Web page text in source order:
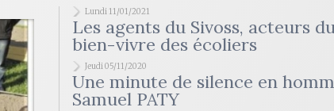
Lundi 11/01/2021
Les agents du Sivoss, acteurs
bien-vivre des écoliers
Jeudi 05/11/2020
Une minute de silence en
Samuel PATY